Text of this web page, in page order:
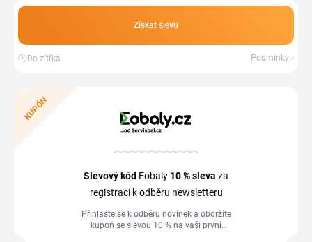
Získat slevu
Do zítřka Podmínky
KUPÓN
Slevový kód Eobaly 10 %sleva za
registraci k odběru newsletteru
Přihlaste se k odběru novinek a obdržíte
kupon se slevou 10 % na vaši první